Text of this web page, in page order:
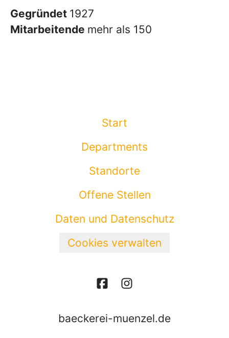
Gegründet 1927
Mitarbeitende mehr als 150
Start
Departments
Standorte
Offene Stellen
Daten und Datenschutz
Cookies verwalten
baeckerei-muenzel.de